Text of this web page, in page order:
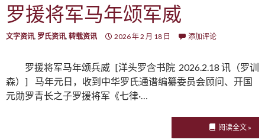
罗援将军马年颂军威
文字资讯, 罗氏资讯, 转载资讯 2026 年 2 月 18 日 添加评论
罗援将军马年颂兵威 [洋头罗含书院 2026.2.18 讯（罗训
森）] 马年元日，收到中华罗氏通谱编纂委员会顾问、开国
元勋罗青长之子罗援将军《七律·…
阅读全文 »